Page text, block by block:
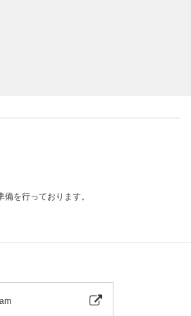
ケジュールを必ずご自身でご確認のうえ、
人様何回でもご応募可能です。
備を行っております。